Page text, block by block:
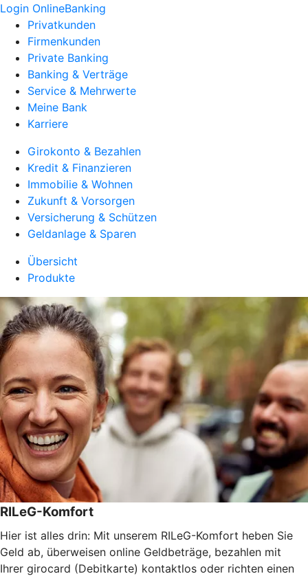
Login OnlineBanking
Privatkunden
Firmenkunden
Private Banking
Banking & Verträge
Service & Mehrwerte
Meine Bank
Karriere
Girokonto & Bezahlen
Kredit & Finanzieren
Immobilie & Wohnen
Zukunft & Vorsorgen
Versicherung & Schützen
Geldanlage & Sparen
Übersicht
Produkte
RILeG-Komfort
Hier ist alles drin: Mit unserem RILeG-Komfort heben Sie
Geld ab, überweisen online Geldbeträge, bezahlen mit
Ihrer girocard (Debitkarte) kontaktlos oder richten einen